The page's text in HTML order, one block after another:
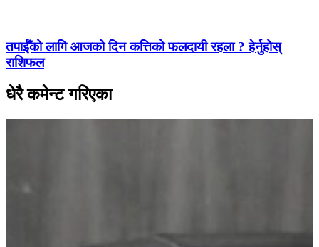
तपाईँको लागि आजको दिन कत्तिको फलदायी रहला ? हेर्नुहोस्
राशिफल
धेरै कमेन्ट गरिएका